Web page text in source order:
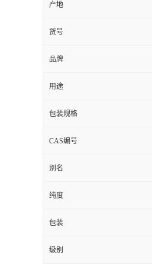
产地
货号
品牌
用途
包装规格
CAS编号
别名
纯度
包装
级别